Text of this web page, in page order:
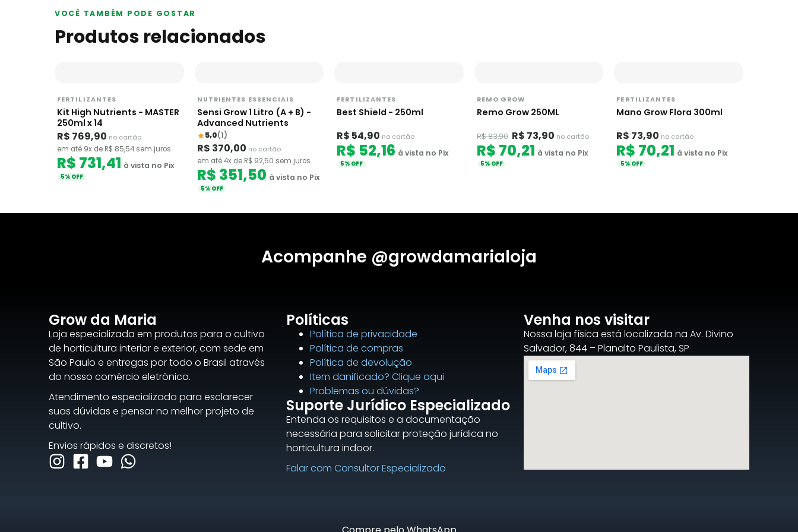
VOCÊ TAMBÉM PODE GOSTAR
Produtos relacionados
FERTILIZANTES
Kit High Nutrients - MASTER
250ml x 14
R$ 769,90 no cartão
em até 9x de R$ 85,54 sem juros
R$ 731,41 à vista no Pix
5% OFF
NUTRIENTES ESSENCIAIS
Sensi Grow 1 Litro (A + B) -
Advanced Nutrients
5,0(1)
R$ 370,00 no cartão
em até 4x de R$ 92,50 sem juros
R$ 351,50 à vista no Pix
5% OFF
FERTILIZANTES
Best Shield - 250ml
R$ 54,90 no cartão
R$ 52,16 à vista no Pix
5% OFF
REMO GROW
Remo Grow 250ML
R$ 83,90 R$ 73,90 no cartão
R$ 70,21 à vista no Pix
5% OFF
FERTILIZANTES
Mano Grow Flora 300ml
R$ 73,90 no cartão
R$ 70,21 à vista no Pix
5% OFF
Acompanhe @growdamarialoja
Grow da Maria
Loja especializada em produtos para o cultivo
de horticultura interior e exterior, com sede em
São Paulo e entregas por todo o Brasil através
do nosso comércio eletrônico.
Atendimento especializado para esclarecer
suas dúvidas e pensar no melhor projeto de
cultivo.
Envios rápidos e discretos!
Políticas
Política de privacidade
Política de compras
Política de devolução
Item danificado? Clique aqui
Problemas ou dúvidas?
Suporte Jurídico Especializado
Entenda os requisitos e a documentação
necessária para solicitar proteção jurídica no
horticultura indoor.
Falar com Consultor Especializado
Venha nos visitar
Nossa loja física está localizada na Av. Divino
Salvador, 844 – Planalto Paulista, SP